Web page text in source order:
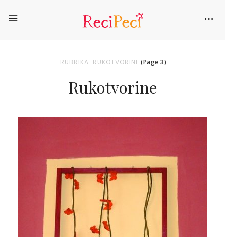
RUBRIKA: RUKOTVORINE (Page 3)
Rukotvorine